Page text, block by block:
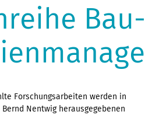
Forschungsarbeiten werden in
Nentwig herausgegebenen